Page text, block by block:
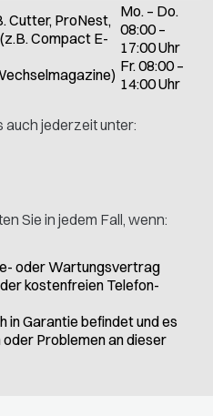
Cutter, ProNest,
Compact E-
Mo. – Do.
08:00 –
17:00 Uhr
Fr. 08:00 –
14:00 Uhr
auch jederzeit unter:
Sie in jedem Fall, wenn:
oder Wartungsvertrag
kostenfreien Telefon-
in Garantie befindet und es
Problemen an dieser